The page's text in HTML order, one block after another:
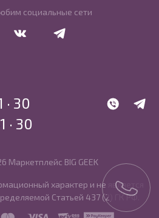
социальные сети
WhatsApp
· 30
· 30
Маркетплейс BIG GEEK
характер и не является
Статьей 437 (2) ГК РФ.
Visa PCI DSS PayKeeper